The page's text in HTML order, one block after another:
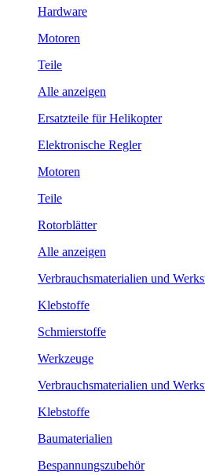
Hardware
Motoren
Teile
Alle anzeigen
Ersatzteile für Helikopter
Elektronische Regler
Motoren
Teile
Rotorblätter
Alle anzeigen
Verbrauchsmaterialien und
Klebstoffe
Schmierstoffe
Werkzeuge
Verbrauchsmaterialien und
Klebstoffe
Baumaterialien
Bespannungszubehör